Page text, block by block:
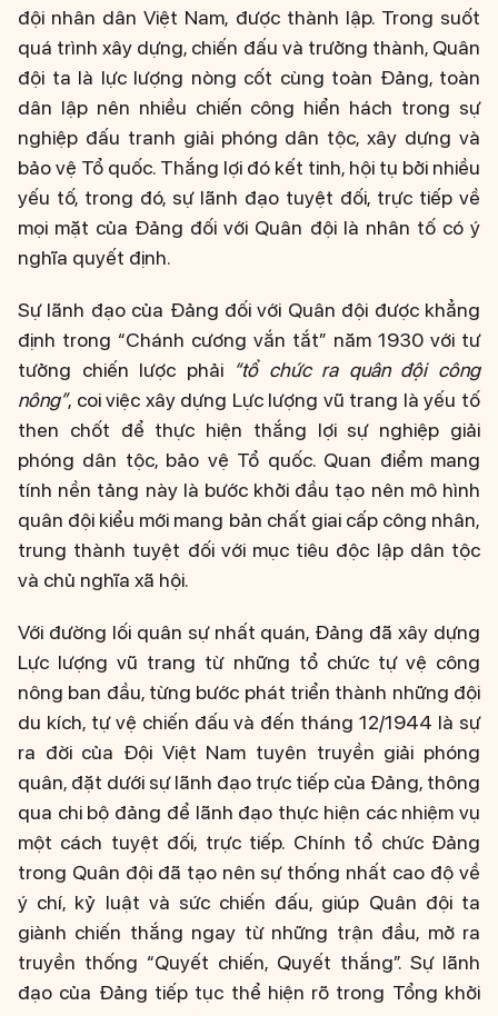
đội nhân dân Việt Nam, được thành lập. Trong suốt
quá trình xây dựng, chiến đấu và trưởng thành, Quân
đội ta là lực lượng nòng cốt cùng toàn Đảng, toàn
dân lập nên nhiều chiến công hiển hách trong sự
nghiệp đấu tranh giải phóng dân tộc, xây dựng và
bảo vệ Tổ quốc. Thắng lợi đó kết tinh, hội tụ bởi nhiều
yếu tố, trong đó, sự lãnh đạo tuyệt đối, trực tiếp về
mọi mặt của Đảng đối với Quân đội là nhân tố có ý
nghĩa quyết định.
Sự lãnh đạo của Đảng đối với Quân đội được khẳng
định trong “Chánh cương vắn tắt” năm 1930 với tư
tưởng chiến lược phải “tổ chức ra quân đội công
nông”, coi việc xây dựng Lực lượng vũ trang là yếu tố
then chốt để thực hiện thắng lợi sự nghiệp giải
phóng dân tộc, bảo vệ Tổ quốc. Quan điểm mang
tính nền tảng này là bước khởi đầu tạo nên mô hình
quân đội kiểu mới mang bản chất giai cấp công nhân,
trung thành tuyệt đối với mục tiêu độc lập dân tộc
và chủ nghĩa xã hội.
Với đường lối quân sự nhất quán, Đảng đã xây dựng
Lực lượng vũ trang từ những tổ chức tự vệ công
nông ban đầu, từng bước phát triển thành những đội
du kích, tự vệ chiến đấu và đến tháng 12/1944 là sự
ra đời của Đội Việt Nam tuyên truyền giải phóng
quân, đặt dưới sự lãnh đạo trực tiếp của Đảng, thông
qua chi bộ đảng để lãnh đạo thực hiện các nhiệm vụ
một cách tuyệt đối, trực tiếp. Chính tổ chức Đảng
trong Quân đội đã tạo nên sự thống nhất cao độ về
ý chí, kỷ luật và sức chiến đấu, giúp Quân đội ta
giành chiến thắng ngay từ những trận đầu, mở ra
truyền thống “Quyết chiến, Quyết thắng”. Sự lãnh
đạo của Đảng tiếp tục thể hiện rõ trong Tổng khởi